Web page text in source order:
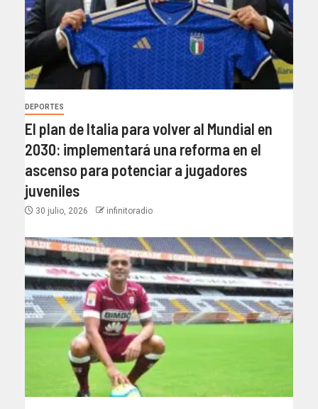
DEPORTES
El plan de Italia para volver al Mundial en
2030: implementará una reforma en el
ascenso para potenciar a jugadores
juveniles
30 julio, 2026 infinitoradio